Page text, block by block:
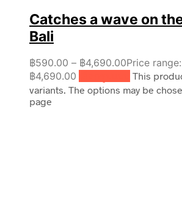
Catches a wave on
Bali
฿590.00 – ฿4,690.00Price
฿4,690.00
This
variants. The options may be
page